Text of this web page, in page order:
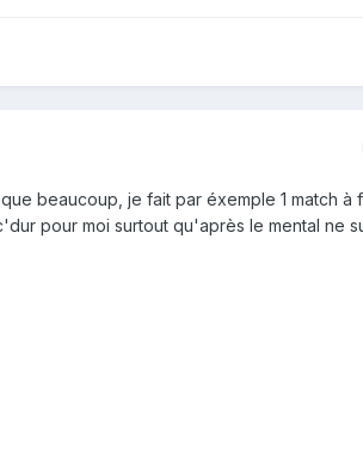
beaucoup, je fait par éxemple 1 match à
pour moi surtout qu'après le mental ne